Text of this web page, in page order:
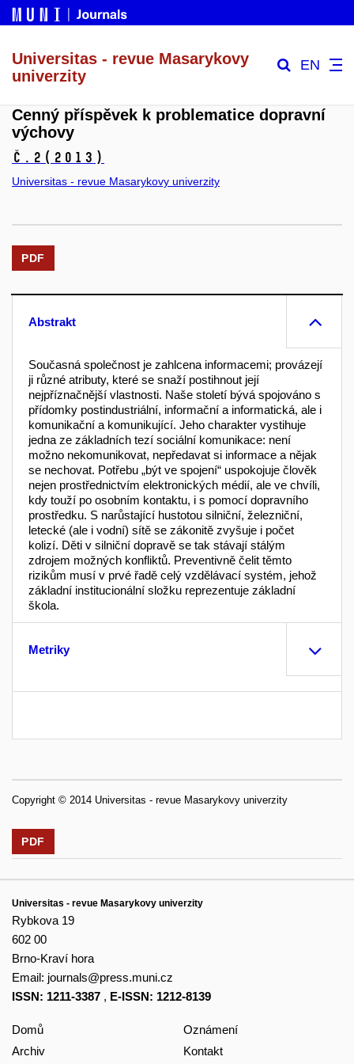
Universitas - revue Masarykovy
univerzity
EN
Cenný příspěvek k problematice dopravní
výchovy
č.2 (2013)
Universitas - revue Masarykovy univerzity
PDF
Abstrakt
Současná společnost je zahlcena informacemi; provázejí
ji různé atributy, které se snaží postihnout její
nejpříznačnější vlastnosti. Naše století bývá spojováno s
přídomky postindustriální, informační a informatická, ale i
komunikační a komunikující. Jeho charakter vystihuje
jedna ze základních tezí sociální komunikace: není
možno nekomunikovat, nepředavat si informace a nějak
se nechovat. Potřebu „být ve spojení“ uspokojuje člověk
nejen prostřednictvím elektronických médií, ale ve chvíli,
kdy touží po osobním kontaktu, i s pomocí dopravního
prostředku. S narůstající hustotou silniční, železniční,
letecké (ale i vodní) sítě se zákonitě zvyšuje i počet
kolizí. Děti v silniční dopravě se tak stávají stálým
zdrojem možných konfliktů. Preventivně čelit těmto
rizikům musí v prvé řadě celý vzdělávací systém, jehož
základní institucionální složku reprezentuje základní
škola.
Metriky
Copyright © 2014 Universitas - revue Masarykovy univerzity
PDF
Universitas - revue Masarykovy univerzity
Rybkova 19
602 00
Brno-Kraví hora
Email: journals@press.muni.cz
ISSN: 1211-3387 , E-ISSN: 1212-8139
Domů
Archiv
Oznámení
Kontakt